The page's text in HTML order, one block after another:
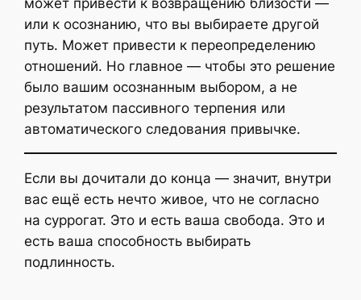
или к осознанию, что вы выбираете другой
путь. Может привести к переопределению
отношений. Но главное — чтобы это решение
было вашим осознанным выбором, а не
результатом пассивного терпения или
автоматического следования привычке.
Если вы дочитали до конца — значит, внутри
вас ещё есть нечто живое, что не согласно
на суррогат. Это и есть ваша свобода. Это и
есть ваша способность выбирать
подлинность.